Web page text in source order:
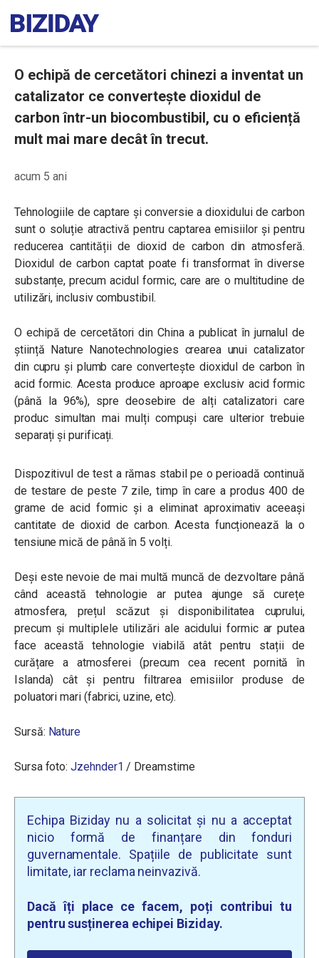
O echipă de cercetători chinezi a inventat un
catalizator ce convertește dioxidul de
carbon într-un biocombustibil, cu o eficiență
mult mai mare decât în trecut.
acum 5 ani
Tehnologiile de captare și conversie a dioxidului de carbon
sunt o soluție atractivă pentru captarea emisiilor și pentru
reducerea cantității de dioxid de carbon din atmosferă.
Dioxidul de carbon captat poate fi transformat în diverse
substanțe, precum acidul formic, care are o multitudine de
utilizări, inclusiv combustibil.
O echipă de cercetători din China a publicat în jurnalul de
știință Nature Nanotechnologies crearea unui catalizator
din cupru și plumb care convertește dioxidul de carbon în
acid formic. Acesta produce aproape exclusiv acid formic
(până la 96%), spre deosebire de alți catalizatori care
produc simultan mai mulți compuși care ulterior trebuie
separați și purificați.
Dispozitivul de test a rămas stabil pe o perioadă continuă
de testare de peste 7 zile, timp în care a produs 400 de
grame de acid formic și a eliminat aproximativ aceeași
cantitate de dioxid de carbon. Acesta funcționează la o
tensiune mică de până în 5 volți.
Deși este nevoie de mai multă muncă de dezvoltare până
când această tehnologie ar putea ajunge să curețe
atmosfera, prețul scăzut și disponibilitatea cuprului,
precum și multiplele utilizări ale acidului formic ar putea
face această tehnologie viabilă atât pentru stații de
curățare a atmosferei (precum cea recent pornită în
Islanda) cât și pentru filtrarea emisiilor produse de
poluatori mari (fabrici, uzine, etc).
Sursă: Nature
Sursa foto: Jzehnder1 / Dreamstime
Echipa Biziday nu a solicitat și nu a acceptat
nicio formă de finanțare din fonduri
guvernamentale. Spațiile de publicitate sunt
limitate, iar reclama neinvazivă.
Dacă îți place ce facem, poți contribui tu
pentru susținerea echipei Biziday.